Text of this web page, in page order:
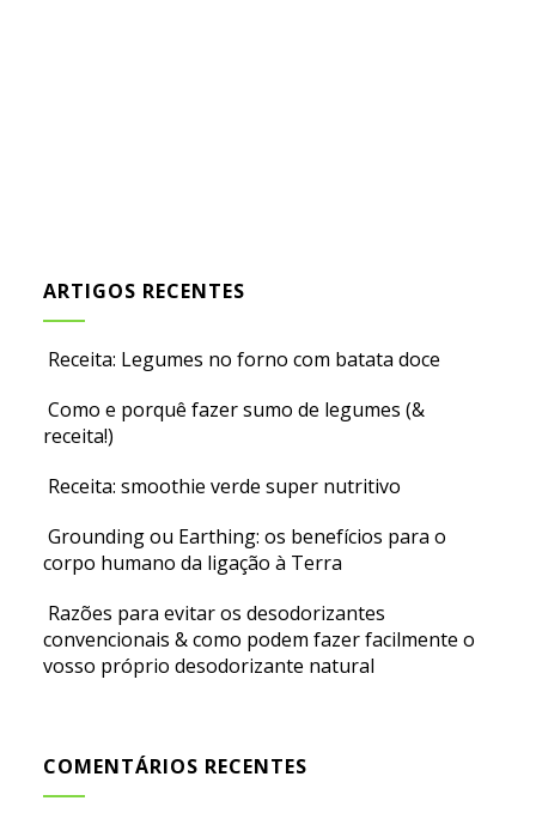
ARTIGOS RECENTES
Receita: Legumes no forno com batata doce
Como e porquê fazer sumo de legumes (&
receita!)
Receita: smoothie verde super nutritivo
Grounding ou Earthing: os benefícios para o
corpo humano da ligação à Terra
Razões para evitar os desodorizantes
convencionais & como podem fazer facilmente o
vosso próprio desodorizante natural
COMENTÁRIOS RECENTES